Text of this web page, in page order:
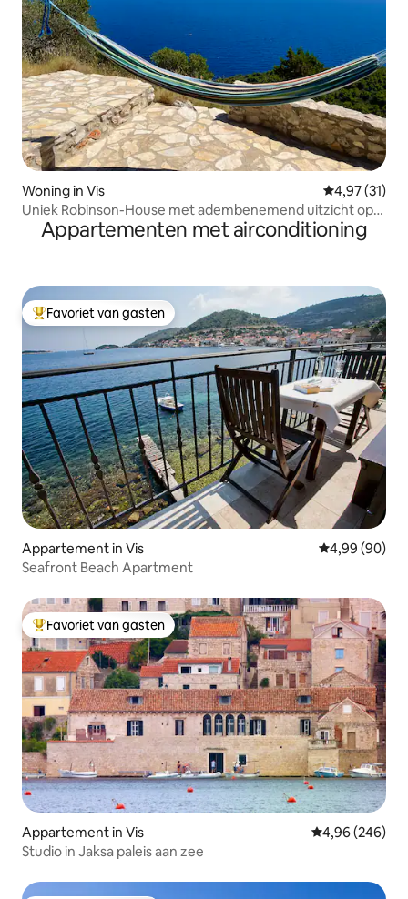
Woning in Vis Gemiddelde
4,97 (31)
Uniek Robinson-House met adembenemend uitzicht op
zeeAppartementen met airconditioning
Topfavoriet van gasten
Favoriet van gasten
Appartement in Vis Gemiddelde
4,99 (90)
Seafront Beach Apartment
Topfavoriet van gasten
Favoriet van gasten
Appartement in Vis Gemiddelde
4,96 (246)
Studio in Jaksa paleis aan zee